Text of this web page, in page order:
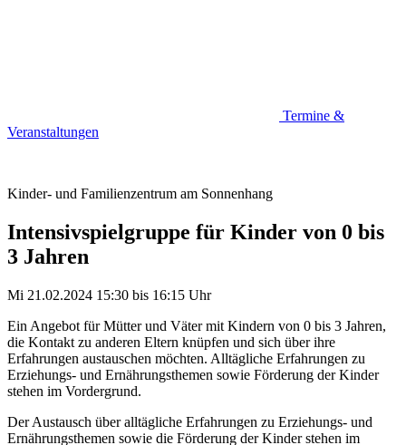
Termine &
Veranstaltungen
Kinder- und Familienzentrum am Sonnenhang
Intensivspielgruppe für Kinder von 0 bis
3 Jahren
Mi 21.02.2024 15:30 bis 16:15 Uhr
Ein Angebot für Mütter und Väter mit Kindern von 0 bis 3 Jahren,
die Kontakt zu anderen Eltern knüpfen und sich über ihre
Erfahrungen austauschen möchten. Alltägliche Erfahrungen zu
Erziehungs- und Ernährungsthemen sowie Förderung der Kinder
stehen im Vordergrund.
Der Austausch über alltägliche Erfahrungen zu Erziehungs- und
Ernährungsthemen sowie die Förderung der Kinder stehen im